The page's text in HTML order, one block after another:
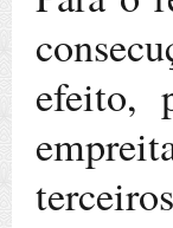
efeito,